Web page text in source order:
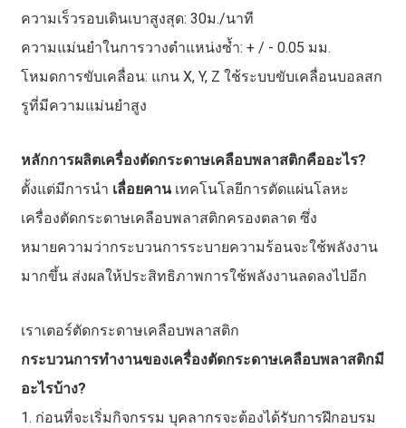
ความเร็วรอบเดินเบาสูงสุด: 30ม./นาที
ความแม่นยำในการวางตำแหน่งซ้ำ: + / - 0.05 มม.
โหมดการขับเคลื่อน: แกน X, Y, Z ใช้ระบบขับเคลื่อนบอลสก
รูที่มีความแม่นยำสูง
หลักการผลิตเครื่องตัดกระดาษเคลือบพลาสติกคืออะไร?
ตั้งแต่มีการนำ เลื่อยคานเทคโนโลยีการตัดแผ่นโลหะ
เครื่องตัดกระดาษเคลือบพลาสติกครองตลาด ซึ่ง
หมายความว่ากระบวนการระบายความร้อนจะใช้พลังงาน
มากขึ้น ส่งผลให้ประสิทธิภาพการใช้พลังงานลดลงไปอีก
เราเตอร์ตัดกระดาษเคลือบพลาสติก
กระบวนการทำงานของเครื่องตัดกระดาษเคลือบพลาสติกมี
อะไรบ้าง?
1. ก่อนที่จะเริ่มกิจกรรม บุคลากรจะต้องได้รับการฝึกอบรม